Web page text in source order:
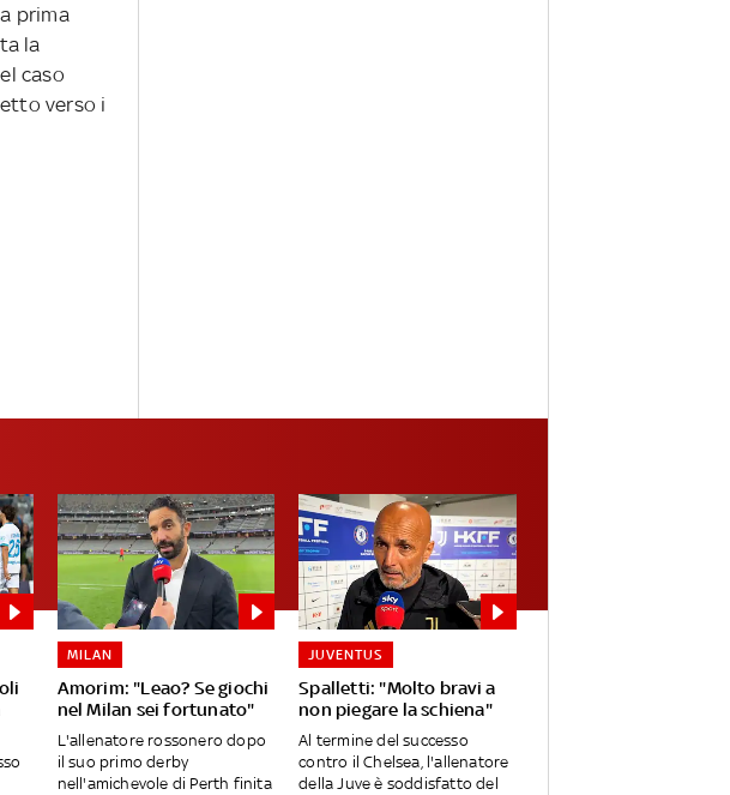
prima
la
caso
verso i
Amorim: "Leao? Se giochi
nel Milan sei fortunato"
MILAN
L'allenatore rossonero dopo
il suo primo derby
nell'amichevole di Perth finita
Spalletti: "Molto bravi a
non piegare la schiena"
JUVENTUS
Al termine del successo
contro il Chelsea, l'allenatore
della Juve è soddisfatto del